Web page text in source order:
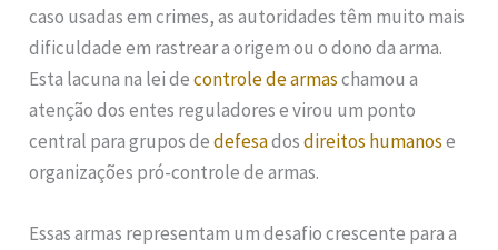
caso usadas em crimes, as autoridades têm muito mais
dificuldade em rastrear a origem ou o dono da arma.
Esta lacuna na lei decontrole de armaschamou a
atenção dos entes reguladores e virou um ponto
central para grupos dedefesadosdireitos humanose
organizações pró-controle de armas.
Essas armas representam um desafio crescente para a